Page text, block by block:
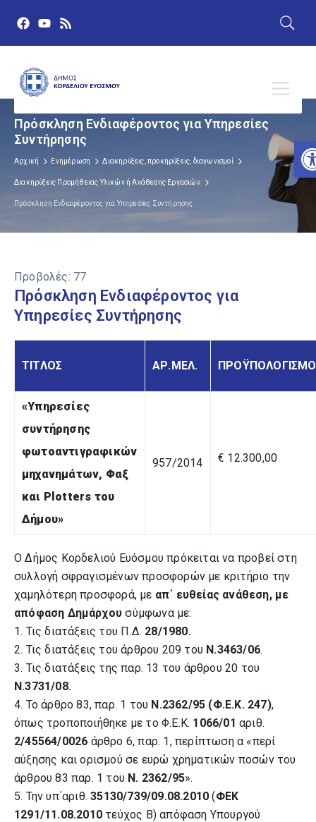
Πρόσκληση Ενδιαφέροντος για Υπηρεσίες
Συντήρησης
Αρχική Ενημέρωση Διακηρύξεις, προκηρύξεις, διαγωνισμοί
Διακηρύξεις Προμήθειας Υλικών ή Ανάθεσης Εργασιών
Πρόσκληση Ενδιαφέροντος για Υπηρεσίες Συντήρησης
Προβολές: 77
Πρόσκληση Ενδιαφέροντος για
Υπηρεσίες Συντήρησης
ΤΙΤΛΟΣ ΑΡ.ΜΕΛ.
«Υπηρεσίες
συντήρησης
φωτοαντιγραφικών
μηχανημάτων, Φαξ
και Plotters του
Δήμου»
957/2014 € 12.300,00
Ο Δήμος Κορδελιού Ευόσμου πρόκειται να προβεί στη
συλλογή σφραγισμένων προσφορών με κριτήριο την
χαμηλότερη προσφορά, με απ΄ ευθείας ανάθεση, με
απόφαση Δημάρχουσύμφωνα με:
1. Τις διατάξεις του Π.Δ. 28/1980.
2. Τις διατάξεις του άρθρου 209 του Ν.3463/06.
3. Τις διατάξεις της παρ. 13 του άρθρου 20 του
Ν.3731/08.
4. Το άρθρο 83, παρ. 1 του Ν.2362/95 (Φ.Ε.Κ. 247),
όπως τροποποιήθηκε με το Φ.Ε.Κ. 1066/01 αριθ.
2/45564/0026 άρθρο 6, παρ. 1, περίπτωση α «περί
αύξησης και ορισμού σε ευρώ χρηματικών ποσών του
άρθρου 83 παρ. 1 του Ν. 2362/95».
5. Την υπ΄αριθ.35130/739/09.08.2010 (ΦΕΚ
1291/11.08.2010 τεύχος Β) απόφαση Υπουργού